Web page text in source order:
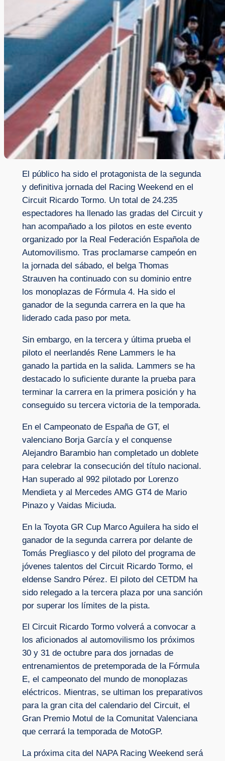
El público ha sido el protagonista de la segunda
y definitiva jornada del Racing Weekend en el
Circuit Ricardo Tormo. Un total de 24.235
espectadores ha llenado las gradas del Circuit y
han acompañado a los pilotos en este evento
organizado por la Real Federación Española de
Automovilismo. Tras proclamarse campeón en
la jornada del sábado, el belga Thomas
Strauven ha continuado con su dominio entre
los monoplazas de Fórmula 4. Ha sido el
ganador de la segunda carrera en la que ha
liderado cada paso por meta.
Sin embargo, en la tercera y última prueba el
piloto el neerlandés Rene Lammers le ha
ganado la partida en la salida. Lammers se ha
destacado lo suficiente durante la prueba para
terminar la carrera en la primera posición y ha
conseguido su tercera victoria de la temporada.
En el Campeonato de España de GT, el
valenciano Borja García y el conquense
Alejandro Barambio han completado un doblete
para celebrar la consecución del título nacional.
Han superado al 992 pilotado por Lorenzo
Mendieta y al Mercedes AMG GT4 de Mario
Pinazo y Vaidas Miciuda.
En la Toyota GR Cup Marco Aguilera ha sido el
ganador de la segunda carrera por delante de
Tomás Pregliasco y del piloto del programa de
jóvenes talentos del Circuit Ricardo Tormo, el
eldense Sandro Pérez. El piloto del CETDM ha
sido relegado a la tercera plaza por una sanción
por superar los límites de la pista.
El Circuit Ricardo Tormo volverá a convocar a
los aficionados al automovilismo los próximos
30 y 31 de octubre para dos jornadas de
entrenamientos de pretemporada de la Fórmula
E, el campeonato del mundo de monoplazas
eléctricos. Mientras, se ultiman los preparativos
para la gran cita del calendario del Circuit, el
Gran Premio Motul de la Comunitat Valenciana
que cerrará la temporada de MotoGP.
La próxima cita del NAPA Racing Weekend será